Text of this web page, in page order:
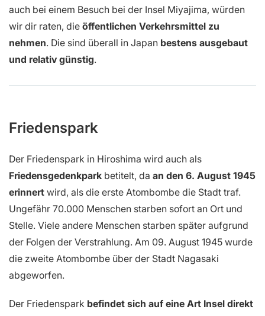
auch bei einem Besuch bei der Insel Miyajima, würden
wir dir raten, die öffentlichen Verkehrsmittel zu
nehmen. Die sind überall in Japan bestens ausgebaut
und relativ günstig.
Friedenspark
Der Friedenspark in Hiroshima wird auch als
Friedensgedenkpark betitelt, da an den 6. August 1945
erinnert wird, als die erste Atombombe die Stadt traf.
Ungefähr 70.000 Menschen starben sofort an Ort und
Stelle. Viele andere Menschen starben später aufgrund
der Folgen der Verstrahlung. Am 09. August 1945 wurde
die zweite Atombombe über der Stadt Nagasaki
abgeworfen.
Der Friedenspark befindet sich auf eine Art Insel direkt